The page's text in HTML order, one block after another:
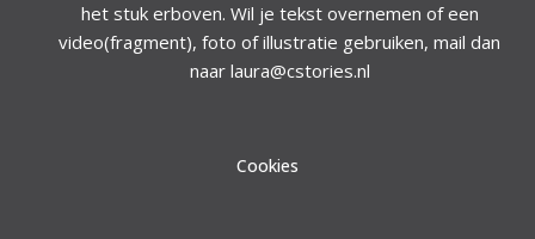
het stuk erboven. Wil je tekst overnemen of een
video(fragment), foto of illustratie gebruiken, mail dan
naar laura@cstories.nl
Cookies